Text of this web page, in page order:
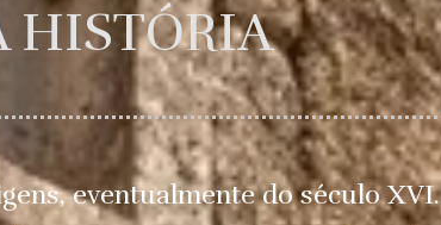
HISTÓRIA
eventualmente do século XVI.